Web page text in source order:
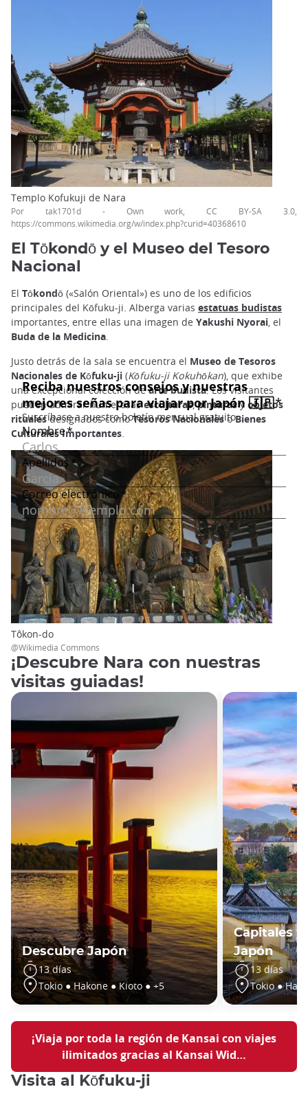
Templo Kofukuji de Nara
Por tak1701d - Own work, CC BY-SA 3.0,
https://commons.wikimedia.org/w/index.php?curid=40368610
El Tōkondō y el Museo del Tesoro
Nacional
El Tōkondō («Salón Oriental») es uno de los edificios
principales del Kōfuku-ji. Alberga varias estatuas budistas
importantes, entre ellas una imagen de Yakushi Nyorai, el
Buda de la Medicina.
Justo detrás de la sala se encuentra el Museo de Tesoros
Nacionales de Kōfuku-ji (Kōfuku-ji Kokuhōkan), que exhibe
una excepcional colección dearte budista. Los visitantes
pueden admirar numerosasesculturas,pinturasy objetos
ritualesdesignados comoTesoros NacionalesoBienes
Culturales Importantes
Tôkon-do
@Wikimedia Commons
¡Descubre Nara con nuestras
visitas guiadas!
Descubre Japón
13 días
Tokio ● Hakone ● Kioto ● +5
Capitales y
Japón
13 días
Tokio ●
¡Viaja por toda la región de Kansai con viajes
ilimitados gracias al Kansai Wid…
Visita al Kōfuku-ji